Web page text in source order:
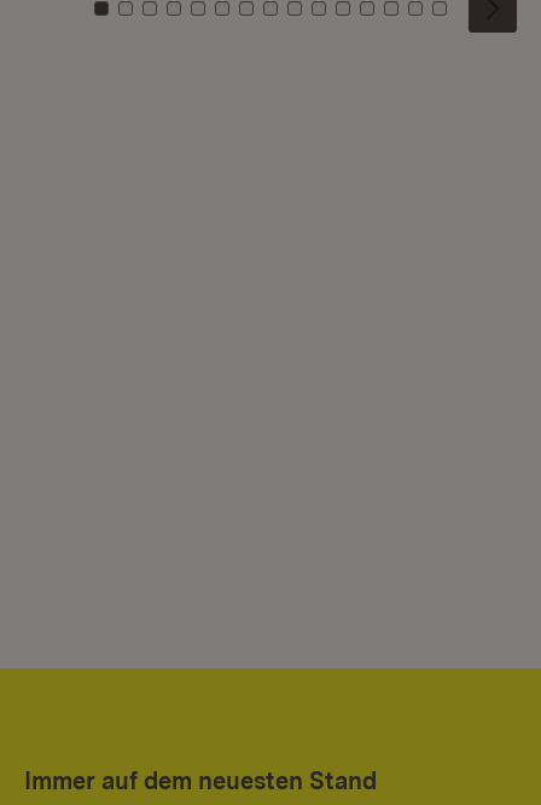
Zu Kachel: 0
Zu Kachel: 1
Zu Kachel: 2
Zu Kachel: 3
Zu Kachel: 4
Zu Kachel: 5
Zu Kachel: 6
Zu Kachel: 7
Zu Kachel: 8
Zu Kachel: 9
Zu Kachel: 10
Zu Kachel: 11
Zu Kachel: 12
Zu Kachel:
Zu
Immer auf dem neuesten Stand